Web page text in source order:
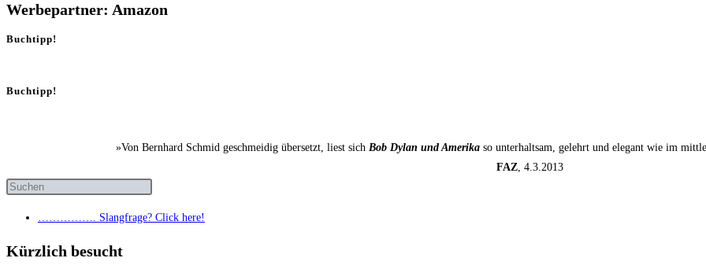
Werbepartner: Amazon
Buchtipp!
Buchtipp!
»Von Bernhard Schmid geschmeidig übersetzt, liest sich Bob Dylan und Amerika so unterhaltsam, gelehrt und elegant wie im
FAZ, 4.3.2013
……………. Slang­fra­ge? Click here!
Kürzlich besucht